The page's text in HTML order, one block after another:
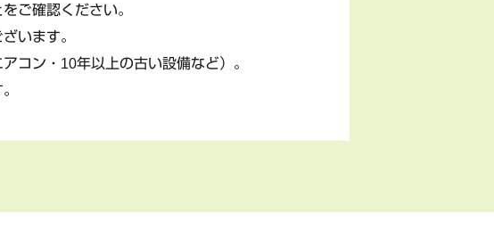
ご確認ください。
います。
コン・10年以上の古い設備など）。